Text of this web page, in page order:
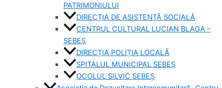
PATRIMONIULUI
DIRECȚIA DE ASISTENȚĂ SOCIALĂ
CENTRUL CULTURAL LUCIAN BLAGA –
SEBEȘ
DIRECȚIA POLIȚIA LOCALĂ
SPITALUL MUNICIPAL SEBEȘ
OCOLUL SILVIC SEBEȘ